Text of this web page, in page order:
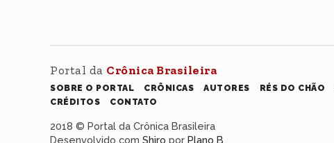
Portal da Crônica Brasileira
SOBRE O PORTAL CRÔNICAS AUTORES RÉS DO CHÃO
CRÉDITOS
CONTATO
2018 © Portal da Crônica Brasileira
Desenvolvido com Shiro por Plano B